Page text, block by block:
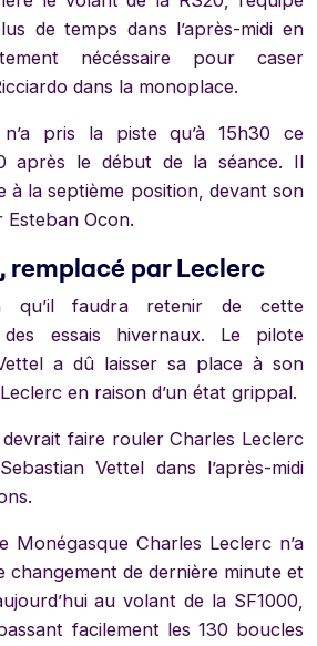
de temps dans l’après-midi en
nécéssaire pour caser
dans la monoplace.
pris la piste qu’à 15h30 ce
après le début de la séance. Il
à la septième position, devant son
Esteban Ocon.
remplacé par Leclerc
qu’il faudra retenir de cette
essais hivernaux. Le pilote
a dû laisser sa place à son
en raison d’un état grippal.
faire rouler Charles Leclerc
Vettel dans l’après-midi
Monégasque Charles Leclerc n’a
changement de dernière minute et
au volant de la SF1000,
facilement les 130 boucles